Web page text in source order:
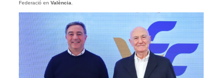
Federació en València